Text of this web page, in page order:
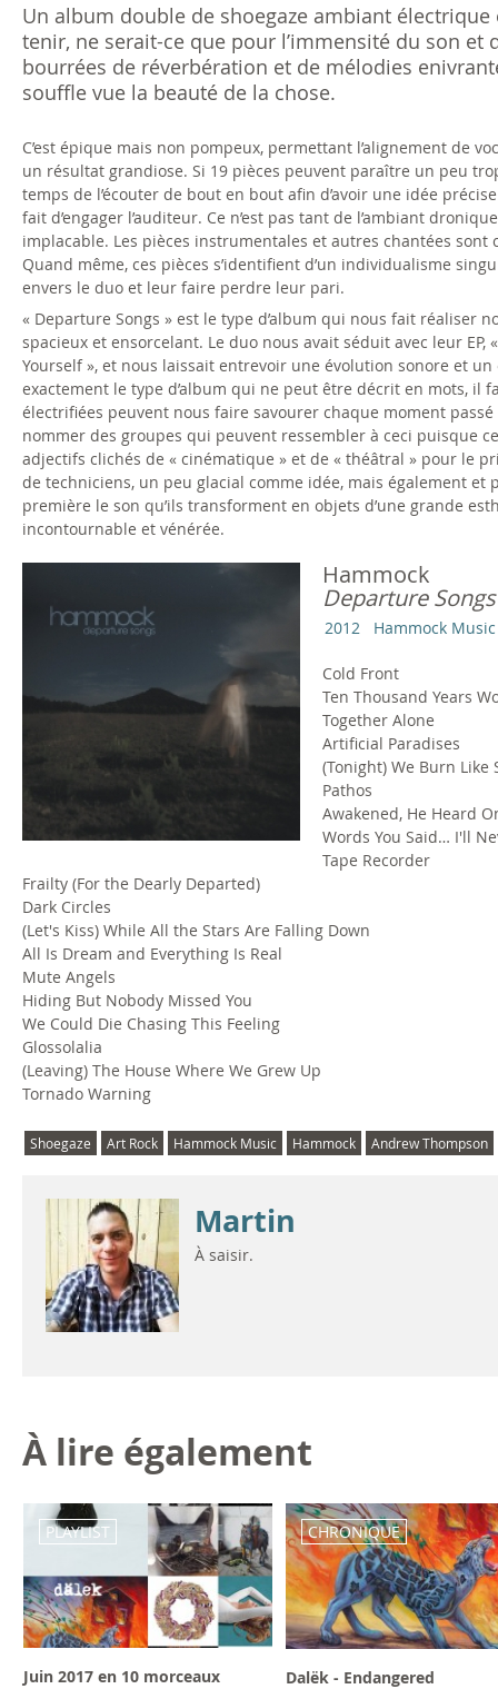
i
Un album double de shoegaze ambiant
tenir, ne serait-ce que pour l’immensité du son et
bourrées de réverbération et de mélodies
souffle vue la beauté de la chose.
C’est épique mais non pompeux, permettant l’alignement de
un résultat grandiose. Si 19 pièces peuvent paraître un peu
temps de l’écouter de bout en bout afin d’avoir une idée
fait d’engager l’auditeur. Ce n’est pas tant de l’ambiant
implacable. Les pièces instrumentales et autres chantées
Quand même, ces pièces s’identifient d’un individualisme
envers le duo et leur faire perdre leur pari.
« Departure Songs » est le type d’album qui nous fait réaliser
spacieux et ensorcelant. Le duo nous avait séduit avec leur
Yourself », et nous laissait entrevoir une évolution sonore et
exactement le type d’album qui ne peut être décrit en mots, il
électrifiées peuvent nous faire savourer chaque moment
nommer des groupes qui peuvent ressembler à ceci puisque
adjectifs clichés de « cinématique » et de « théâtral » pour le
de techniciens, un peu glacial comme idée, mais également
première le son qu’ils transforment en objets d’une grande
incontournable et vénérée.
Hammock
Departure Songs
2012 Hammock Music
Cold Front
Ten Thousand Years
Together Alone
Artificial Paradises
(Tonight) We Burn Like
Pathos
Awakened, He Heard
Words You Said… I'll
Tape Recorder
Frailty (For the Dearly Departed)
Dark Circles
(Let's Kiss) While All the Stars Are Falling Down
All Is Dream and Everything Is Real
Mute Angels
Hiding But Nobody Missed You
We Could Die Chasing This Feeling
Glossolalia
(Leaving) The House Where We Grew Up
Tornado Warning
Shoegaze Art Rock Hammock Music Hammock Andrew Thompson
Martin
À saisir.
À lire également
PLAYLIST
Juin 2017 en 10 morceaux
CHRONIQUE
Dalëk - Endangered